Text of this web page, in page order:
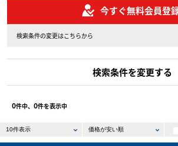
今すぐ無料会員登
検索条件の変更はこちらから
検索条件を変更する
0件中、 0件を表示中